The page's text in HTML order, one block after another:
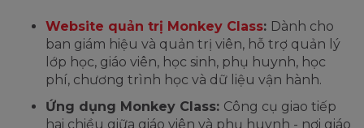
Website quản trị Monkey Class: Dành cho
ban giám hiệu và quản trị viên, hỗ trợ quản lý
lớp học, giáo viên, học sinh, phụ huynh, học
phí, chương trình học và dữ liệu vận hành.
Ứng dụng Monkey Class: Công cụ giao tiếp
hai chiều giữa giáo viên và phụ huynh - nơi giáo